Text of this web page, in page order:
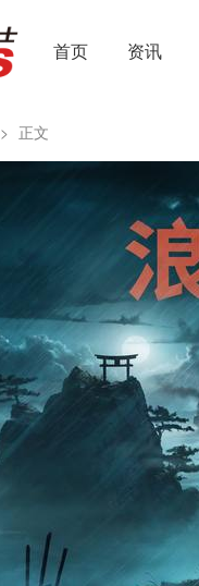
首页 资讯
> 正文